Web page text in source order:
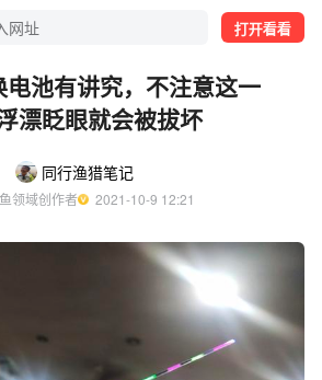
打开看看
电池有讲究，不注意这一
漂眨眼就会被拔坏
同行渔猎笔记
领域创作者
  2021-10-9 12:21